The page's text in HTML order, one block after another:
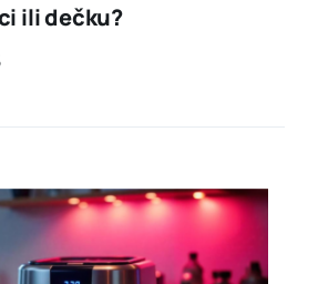
ili dečku?